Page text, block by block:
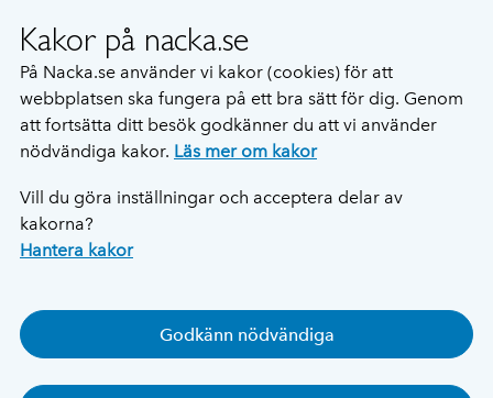
Kakor på nacka.se
På Nacka.se använder vi kakor (cookies) för att
webbplatsen ska fungera på ett bra sätt för dig. Genom
att fortsätta ditt besök godkänner du att vi använder
nödvändiga kakor. Läs mer om kakor
Vill du göra inställningar och acceptera delar av
kakorna?
Hantera kakor
Godkänn nödvändiga